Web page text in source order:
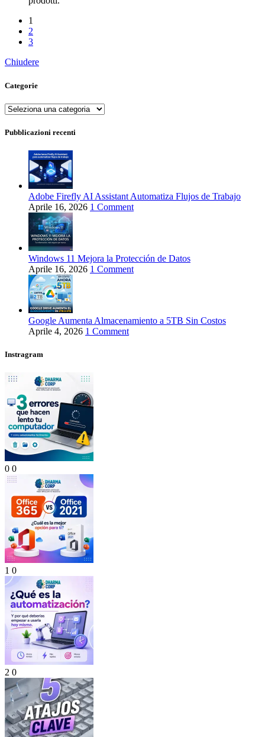
1
2
3
Chiudere
Categorie
Categorie
Pubblicazioni recenti
Adobe Firefly AI Assistant Automatiza Flujos de Trabajo
Aprile 16, 2026 1 Comment
Windows 11 Mejora la Protección de Datos
Aprile 16, 2026 1 Comment
Google Aumenta Almacenamiento a 5TB Sin Costos
Aprile 4, 2026 1 Comment
Instragram
0 0
1 0
2 0